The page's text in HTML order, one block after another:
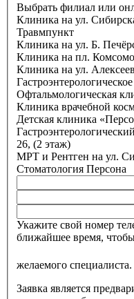
Выбрать филиал или
Клиника на ул.
Травмпункт
Клиника на ул. Б.
Клиника на пл.
Клиника на ул.
Офтальмологическая
Клиника врачебной
Детская клиника
26, (2 этаж)
МРТ и Рентген на ул.
Стоматология Персона
Укажите свой номер
ближайшее время,
желаемого специалиста.
Заявка является